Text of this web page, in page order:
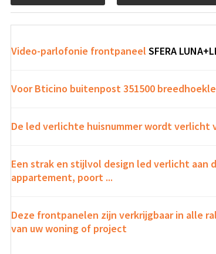
Video-parlofonie frontpaneel SFERA
Voor Bticino buitenpost 351500
De led verlichte huisnummer wordt verlicht
Een strak en stijlvol design led verlicht aan
appartement, poort ...
Deze frontpanelen zijn verkrijgbaar in alle
van uw woning of project